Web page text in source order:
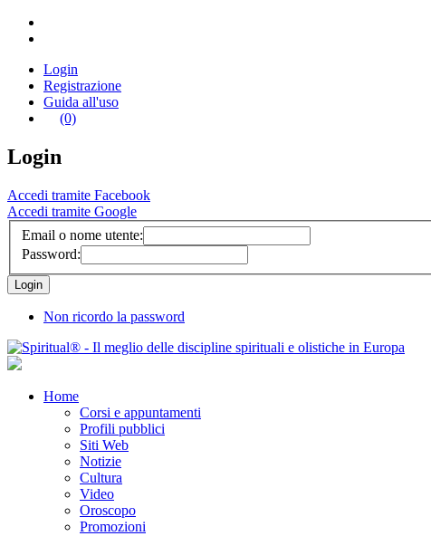
Login
Registrazione
Guida all'uso
(0)
Login
Accedi tramite Facebook
Accedi tramite Google
Email o nome utente:
Password:
Non ricordo la password
Home
Corsi e appuntamenti
Profili pubblici
Siti Web
Notizie
Cultura
Video
Oroscopo
Promozioni